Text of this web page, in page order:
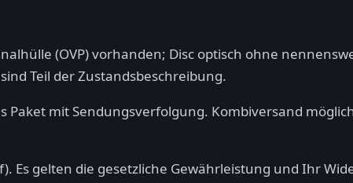
(OVP) vorhanden; Disc optisch ohne
Teil der Zustandsbeschreibung.
Paket mit Sendungsverfolgung. Kombiversand
Es gelten die gesetzliche Gewährleistung und Ihr